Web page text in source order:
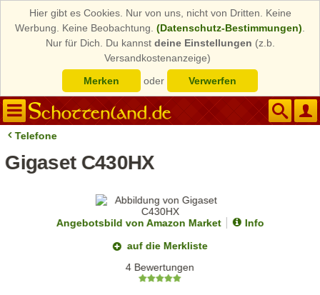
Hier gibt es Cookies. Nur von uns, nicht von Dritten. Keine
Werbung. Keine Beobachtung. (Datenschutz-Bestimmungen)
Nur für Dich. Du kannst deine Einstellungen (z.b.
Versandkostenanzeige)
Merken
oder Verwerfen
Telefone
Gigaset C430HX
Angebotsbild von Amazon Market
Info
auf die Merkliste
4 Bewertungen